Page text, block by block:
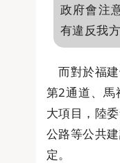
政府會注
有違反我
而對於福建
第2通道、馬
大項目，陸
公路等公共
定。